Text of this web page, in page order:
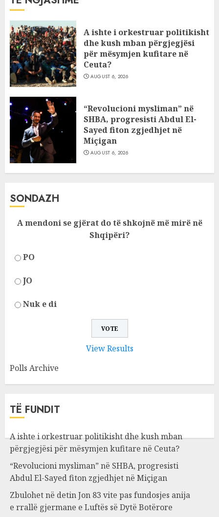
A ishte i orkestruar politikisht
dhe kush mban përgjegjësi
për mësymjen kufitare në
Ceuta?
AUGUST 6, 2026
“Revolucioni mysliman” në
SHBA, progresisti Abdul El-
Sayed fiton zgjedhjet në
Miçigan
AUGUST 6, 2026
SONDAZH
A mendoni se gjërat do të shkojnë më mirë në
Shqipëri?
PO
JO
Nuk e di
View Results
Polls Archive
TË FUNDIT
A ishte i orkestruar politikisht dhe kush mban
përgjegjësi për mësymjen kufitare në Ceuta?
“Revolucioni mysliman” në SHBA, progresisti
Abdul El-Sayed fiton zgjedhjet në Miçigan
Zbulohet në detin Jon 83 vite pas fundosjes anija
e rrallë gjermane e Luftës së Dytë Botërore